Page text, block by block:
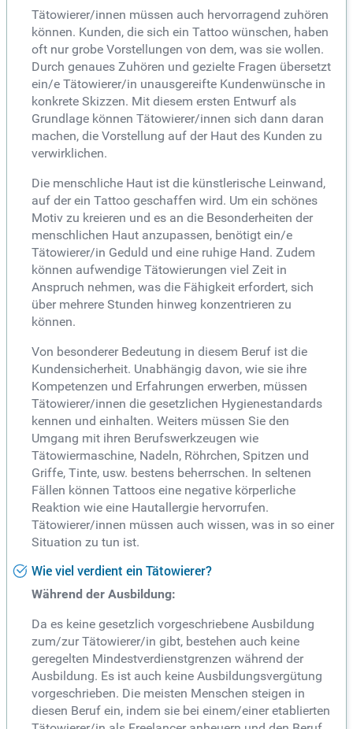
Tätowierer/innen müssen auch hervorragend zuhören
können. Kunden, die sich ein Tattoo wünschen, haben
oft nur grobe Vorstellungen von dem, was sie wollen.
Durch genaues Zuhören und gezielte Fragen übersetzt
ein/e Tätowierer/in unausgereifte Kundenwünsche in
konkrete Skizzen. Mit diesem ersten Entwurf als
Grundlage können Tätowierer/innen sich dann daran
machen, die Vorstellung auf der Haut des Kunden zu
verwirklichen.
Die menschliche Haut ist die künstlerische Leinwand,
auf der ein Tattoo geschaffen wird. Um ein schönes
Motiv zu kreieren und es an die Besonderheiten der
menschlichen Haut anzupassen, benötigt ein/e
Tätowierer/in Geduld und eine ruhige Hand. Zudem
können aufwendige Tätowierungen viel Zeit in
Anspruch nehmen, was die Fähigkeit erfordert, sich
über mehrere Stunden hinweg konzentrieren zu
können.
Von besonderer Bedeutung in diesem Beruf ist die
Kundensicherheit. Unabhängig davon, wie sie ihre
Kompetenzen und Erfahrungen erwerben, müssen
Tätowierer/innen die gesetzlichen Hygienestandards
kennen und einhalten. Weiters müssen Sie den
Umgang mit ihren Berufswerkzeugen wie
Tätowiermaschine, Nadeln, Röhrchen, Spitzen und
Griffe, Tinte, usw. bestens beherrschen. In seltenen
Fällen können Tattoos eine negative körperliche
Reaktion wie eine Hautallergie hervorrufen.
Tätowierer/innen müssen auch wissen, was in so einer
Situation zu tun ist.
Wie viel verdient ein Tätowierer?
Während der Ausbildung:
Da es keine gesetzlich vorgeschriebene Ausbildung
zum/zur Tätowierer/in gibt, bestehen auch keine
geregelten Mindestverdienstgrenzen während der
Ausbildung. Es ist auch keine Ausbildungsvergütung
vorgeschrieben. Die meisten Menschen steigen in
diesen Beruf ein, indem sie bei einem/einer etablierten